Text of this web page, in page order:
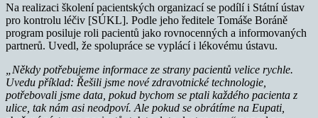
Na realizaci školení pacientských organizací se podílí i Státní ústav
pro kontrolu léčiv [SÚKL]. Podle jeho ředitele Tomáše Boráně
program posiluje roli pacientů jako rovnocenných a informovaných
partnerů. Uvedl, že spolupráce se vyplácí i lékovému ústavu.
„Někdy potřebujeme informace ze strany pacientů velice rychle.
Uvedu příklad: Řešili jsme nové zdravotnické technologie,
potřebovali jsme data, pokud bychom se ptali každého pacienta z
ulice, tak nám asi neodpoví. Ale pokud se obrátíme na Eupati,